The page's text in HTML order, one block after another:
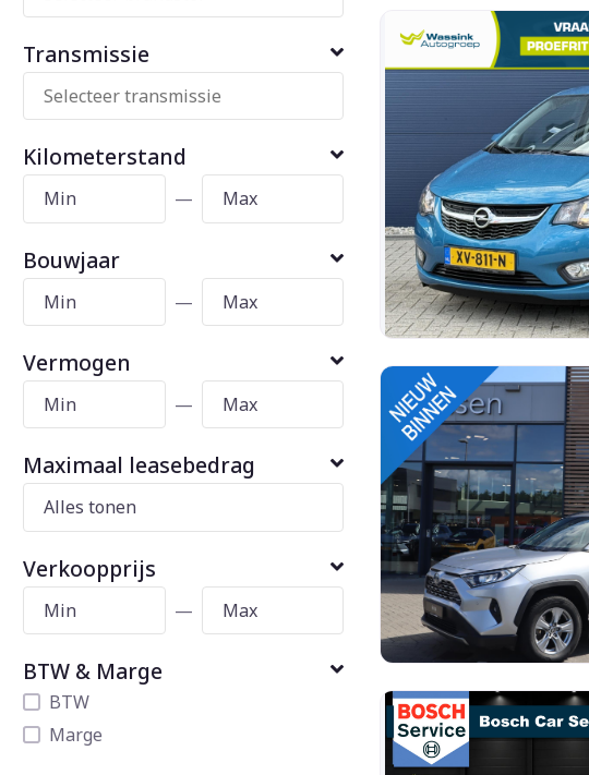
Transmissie
Kilometerstand
—
Bouwjaar
—
Vermogen
—
Maximaal leasebedrag
Verkoopprijs
—
BTW & Marge
BTW
Marge